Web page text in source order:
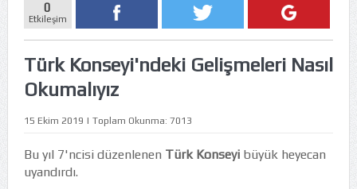
0
Etkileşim
Türk Konseyi'ndeki Gelişmeleri Nasıl
Okumalıyız
15 Ekim 2019 | Toplam Okunma: 7013
Bu yıl 7'ncisi düzenlenen Türk Konseyibüyük heyecan
uyandırdı.